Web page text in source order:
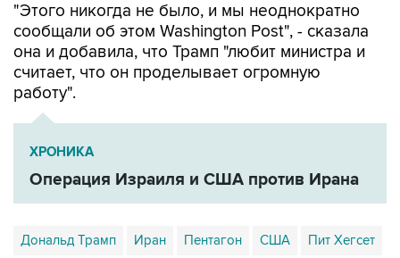
"Этого никогда не было, и мы неоднократно
сообщали об этом Washington Post", - сказала
она и добавила, что Трамп "любит министра и
считает, что он проделывает огромную
работу".
ХРОНИКА
Операция Израиля и США против Ирана
Дональд Трамп Иран Пентагон США Пит Хегсет